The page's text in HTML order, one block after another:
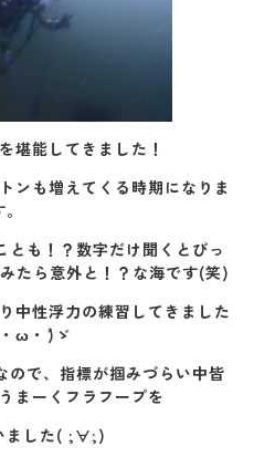
堪能してきました！
ンも増えてくる時期になりま
も！？数字だけ聞くとびっ
たら意外と！？な海です(笑)
中性浮力の練習してきました
ω・´)ゞ
ので、指標が掴みづらい中皆
まーくフラフープを
ました( ;∀;)